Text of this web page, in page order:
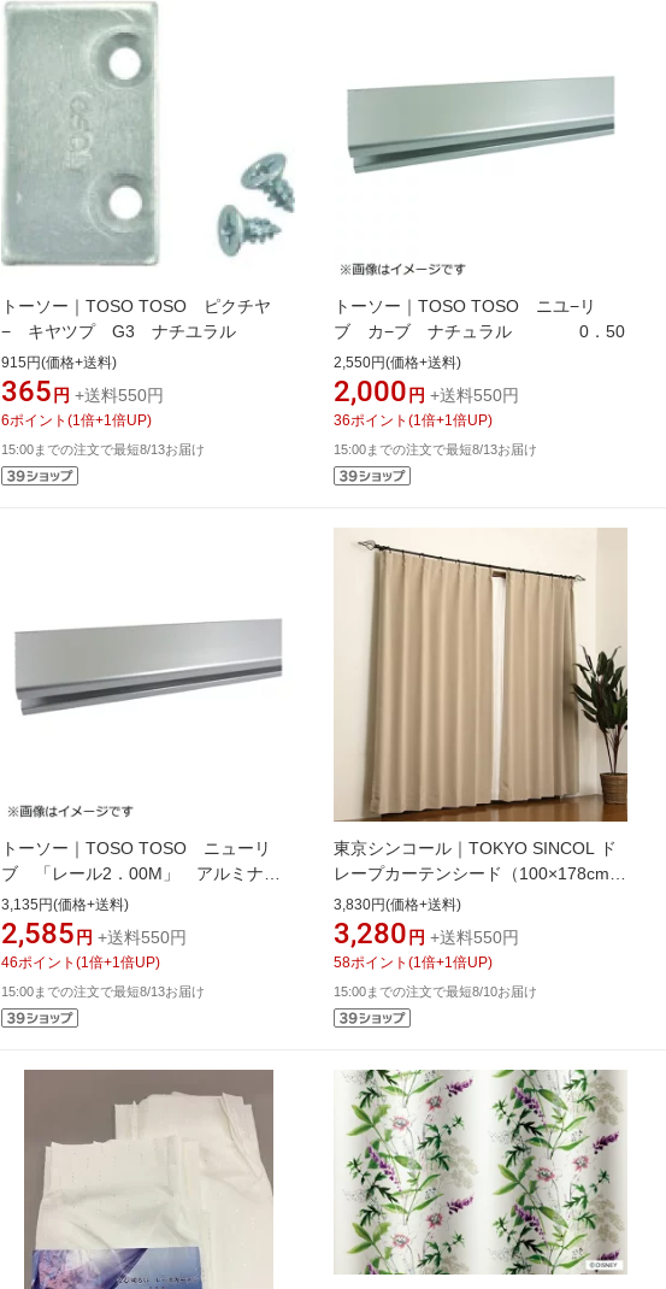
トーソー｜TOSO TOSO ピクチヤ
− キヤツプ G3 ナチユラル
915円(価格+送料)
365 円 +送料550円
6ポイント (1倍+1倍UP)
15:00までの注文で最短8/13お届け
トーソー｜TOSO TOSO ニユ−リ
ブ カ−ブ ナチュラル 0．50
2,550円(価格+送料)
2,000 円 +送料550円
36ポイント (1倍+1倍UP)
15:00までの注文で最短8/13お届け
トーソー｜TOSO TOSO ニューリ
ブ 「レール2．00M」 アルミナチ
ュラル
3,135円(価格+送料)
2,585 円 +送料550円
46ポイント (1倍+1倍UP)
15:00までの注文で最短8/13お届け
東京シンコール｜TOKYO SINCOL ド
レープカーテンシード（100×178cm/
ベージュ）
3,830円(価格+送料)
3,280 円 +送料550円
58ポイント (1倍+1倍UP)
15:00までの注文で最短8/10お届け